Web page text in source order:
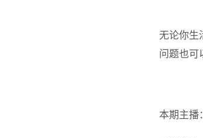
无论你
问题也可
本期主播